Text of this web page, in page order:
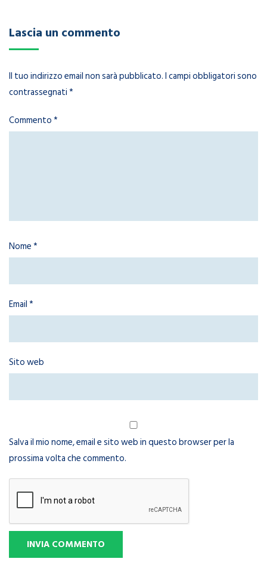
Lascia un commento
Il tuo indirizzo email non sarà pubblicato.I campi obbligatori sono
contrassegnati*
Commento*
Nome*
Email*
Sito web
Salva il mio nome, email e sito web in questo browser per la
prossima volta che commento.